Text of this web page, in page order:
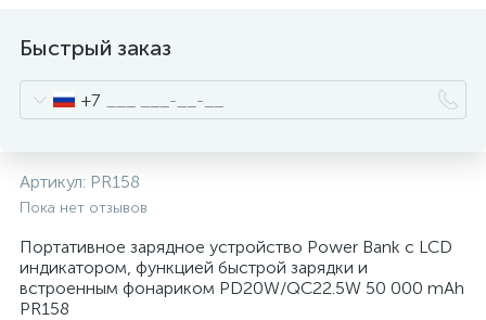
Быстрый заказ
+7
Артикул: PR158
Пока нет отзывов
Портативное зарядное устройство Power Bank с LCD
индикатором, функцией быстрой зарядки и
встроенным фонариком PD20W/QC22.5W 50 000 mAh
PR158